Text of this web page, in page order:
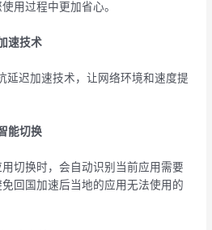
用过程中更加省心。
速技术
延迟加速技术，让网络环境和速度提
能切换
切换时，会自动识别当前应用需要
回国加速后当地的应用无法使用的